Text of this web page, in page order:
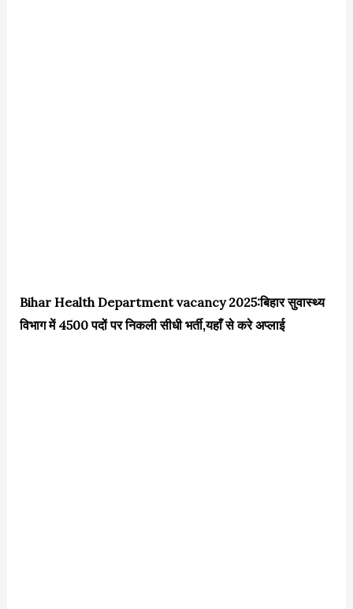
Bihar Health Department vacancy 2025:बिहार सुवास्थ्य
विभाग में 4500 पदों पर निकली सीधी भर्ती,यहाँ से करे अप्लाई